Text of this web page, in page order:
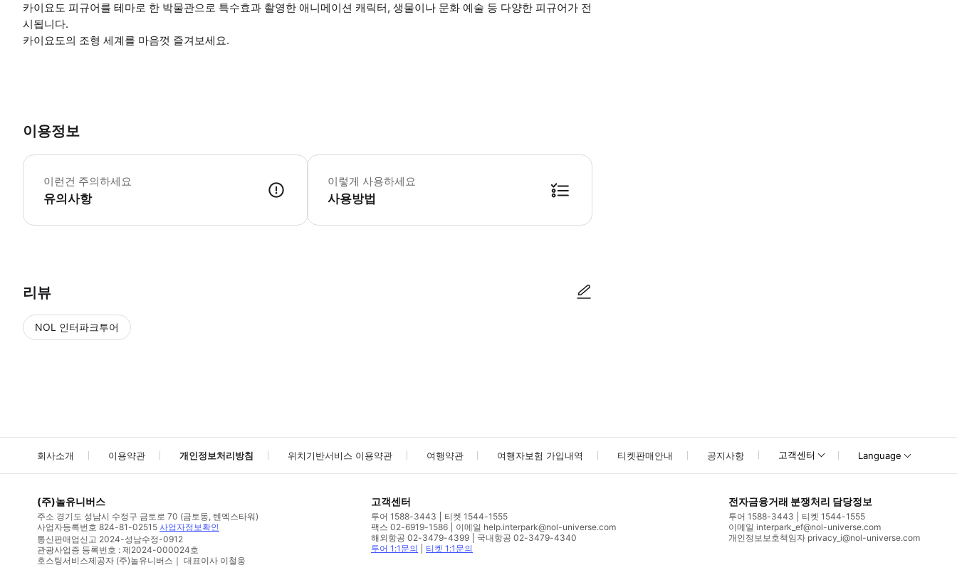
카이요도 피규어를 테마로 한 박물관으로 특수효과 촬영한 애니메이션 캐릭터, 생물이나 문화 예술 등 다양한 피규어가 전
시됩니다.
카이요도의 조형 세계를 마음껏 즐겨보세요.
이용정보
이런건 주의하세요
유의사항
어른 1명당 어린이 1명 무료입장 가능(7세 미만)
이렇게 사용하세요
사용방법
리뷰
NOL 인터파크투어
회사소개 이용약관 개인정보처리방침 위치기반서비스 이용약관 여행약관 여행자보험 가입내역 티켓판매안내 공지사항 고객센터 Language
(주)놀유니버스
주소 경기도 성남시 수정구 금토로 70 (금토동, 텐엑스타워)
사업자등록번호 824-81-02515 사업자정보확인
통신판매업신고 2024-성남수정-0912
관광사업증 등록번호 : 제2024-000024호
호스팅서비스제공자 (주)놀유니버스｜ 대표이사 이철웅
고객센터
투어 1588-3443
티켓 1544-1555
팩스 02-6919-1586
이메일 help.interpark@nol-universe.com
해외항공 02-3479-4399
국내항공 02-3479-4340
투어 1:1문의
티켓 1:1문의
전자금융거래 분쟁처리 담당정보
투어 1588-3443
티켓 1544-1555
이메일 interpark_ef@nol-universe.com
개인정보보호책임자 privacy_i@nol-universe.com